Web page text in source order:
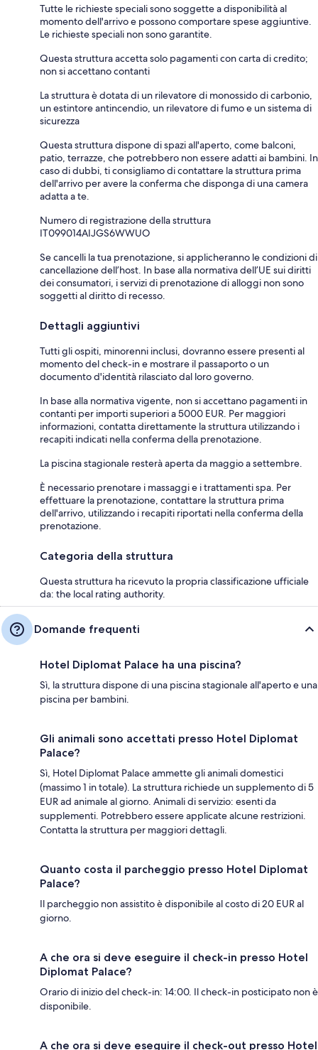
Tutte le richieste speciali sono soggette a disponibilità al
momento dell'arrivo e possono comportare spese aggiuntive.
Le richieste speciali non sono garantite.
Questa struttura accetta solo pagamenti con carta di credito;
non si accettano contanti
La struttura è dotata di un rilevatore di monossido di carbonio,
un estintore antincendio, un rilevatore di fumo e un sistema di
sicurezza
Questa struttura dispone di spazi all'aperto, come balconi,
patio, terrazze, che potrebbero non essere adatti ai bambini. In
caso di dubbi, ti consigliamo di contattare la struttura prima
dell'arrivo per avere la conferma che disponga di una camera
adatta a te.
Numero di registrazione della struttura
IT099014AIJGS6WWUO
Se cancelli la tua prenotazione, si applicheranno le condizioni di
cancellazione dell’host. In base alla normativa dell’UE sui diritti
dei consumatori, i servizi di prenotazione di alloggi non sono
soggetti al diritto di recesso.
Dettagli aggiuntivi
Tutti gli ospiti, minorenni inclusi, dovranno essere presenti al
momento del check-in e mostrare il passaporto o un
documento d'identità rilasciato dal loro governo.
In base alla normativa vigente, non si accettano pagamenti in
contanti per importi superiori a 5000 EUR. Per maggiori
informazioni, contatta direttamente la struttura utilizzando i
recapiti indicati nella conferma della prenotazione.
La piscina stagionale resterà aperta da maggio a settembre.
È necessario prenotare i massaggi e i trattamenti spa. Per
effettuare la prenotazione, contattare la struttura prima
dell'arrivo, utilizzando i recapiti riportati nella conferma della
prenotazione.
Categoria della struttura
Questa struttura ha ricevuto la propria classificazione ufficiale
da: the local rating authority.
Domande frequenti
Hotel Diplomat Palace ha una piscina?
Sì, la struttura dispone di una piscina stagionale all'aperto e una
piscina per bambini.
Gli animali sono accettati presso Hotel Diplomat
Palace?
Sì, Hotel Diplomat Palace ammette gli animali domestici
(massimo 1 in totale). La struttura richiede un supplemento di 5
EUR ad animale al giorno. Animali di servizio: esenti da
supplementi. Potrebbero essere applicate alcune restrizioni.
Contatta la struttura per maggiori dettagli.
Quanto costa il parcheggio presso Hotel Diplomat
Palace?
Il parcheggio non assistito è disponibile al costo di 20 EUR al
giorno.
A che ora si deve eseguire il check-in presso Hotel
Diplomat Palace?
Orario di inizio del check-in: 14:00. Il check-in posticipato non è
disponibile.
A che ora si deve eseguire il check-out presso Hotel